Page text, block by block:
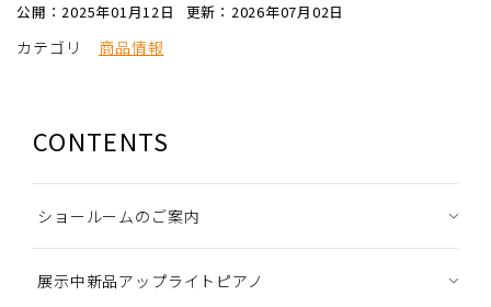
公開：2025年01月12日 更新：2026年07月02日
カテゴリ 商品情報
CONTENTS
ショールームのご案内
展示中新品アップライトピアノ